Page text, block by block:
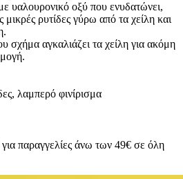
υαλουρονικό οξύ που ενυδατώνει,
μικρές ρυτίδες γύρω από τα χείλη και
σχήμα αγκαλιάζει τα χείλη για ακόμη
λαμπερό φινίρισμα
άνω των 49€ σε όλη